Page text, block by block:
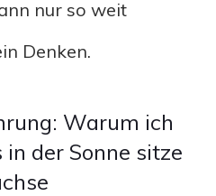
nur so weit
Denken.
Warum ich
der Sonne sitze